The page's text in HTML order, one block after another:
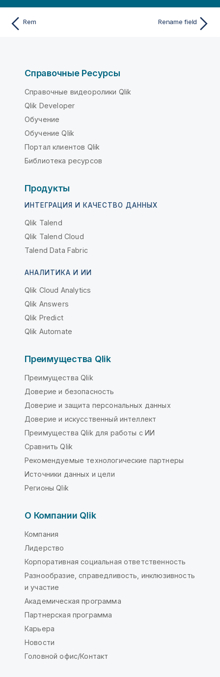
Rem Rename field
Справочные Ресурсы
Справочные видеоролики Qlik
Qlik Developer
Обучение
Обучение Qlik
Портал клиентов Qlik
Библиотека ресурсов
Продукты
ИНТЕГРАЦИЯ И КАЧЕСТВО ДАННЫХ
Qlik Talend
Qlik Talend Cloud
Talend Data Fabric
АНАЛИТИКА И ИИ
Qlik Cloud Analytics
Qlik Answers
Qlik Predict
Qlik Automate
Преимущества Qlik
Преимущества Qlik
Доверие и безопасность
Доверие и защита персональных данных
Доверие и искусственный интеллект
Преимущества Qlik для работы с ИИ
Сравнить Qlik
Рекомендуемые технологические партнеры
Источники данных и цели
Регионы Qlik
О Компании Qlik
Компания
Лидерство
Корпоративная социальная ответственность
Разнообразие, справедливость, инклюзивность
и участие
Академическая программа
Партнерская программа
Карьера
Новости
Головной офис/Контакт